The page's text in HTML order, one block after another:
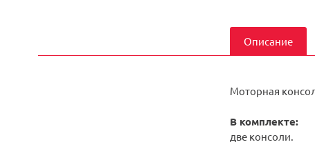
Описание
Моторная
В комплекте:
две консоли.